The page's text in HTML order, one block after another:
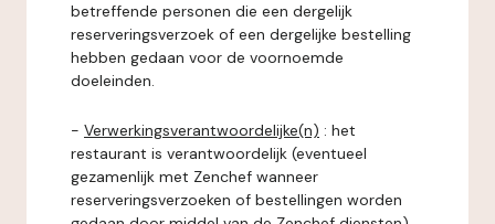
betreffende personen die een dergelijk
reserveringsverzoek of een dergelijke bestelling
hebben gedaan voor de voornoemde
doeleinden.
- Verwerkingsverantwoordelijke(n) : het
restaurant is verantwoordelijk (eventueel
gezamenlijk met Zenchef wanneer
reserveringsverzoeken of bestellingen worden